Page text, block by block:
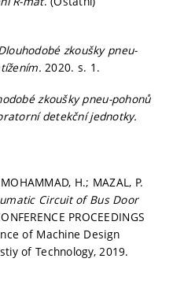
zkoušky pneu-
2020. s. 1.
zkoušky pneu-pohonů
detekční jednotky.
H.; MAZAL, P.
Circuit of Bus Door
PROCEEDINGS
of Machine Design
of Technology, 2019.